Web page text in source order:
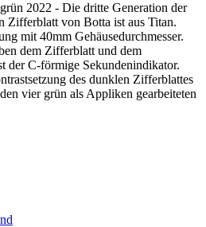
2022 - Die dritte Generation der
Zifferblatt von Botta ist aus Titan.
mit 40mm Gehäusedurchmesser.
dem Zifferblatt und dem
der C-förmige Sekundenindikator.
des dunklen Zifferblattes
vier grün als Appliken gearbeiteten